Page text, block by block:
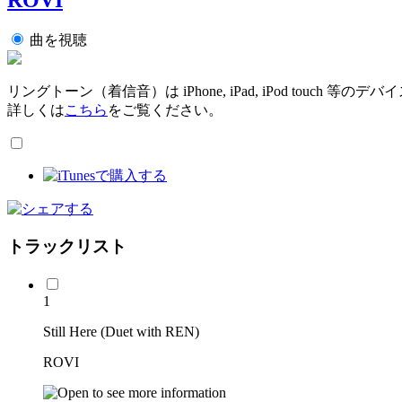
曲を視聴
リングトーン（着信音）は iPhone, iPad, iPod touch 等のデバ
詳しくはこちら をご覧ください。
トラックリスト
1
Still Here (Duet with REN)
ROVI